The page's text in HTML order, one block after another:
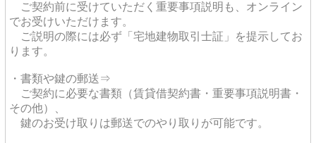
ご契約前に受けていただく重要事項説明も、オンライン
でお受けいただけます。
ご説明の際には必ず「宅地建物取引士証」を提示してお
ります。
・書類や鍵の郵送⇒
ご契約に必要な書類（賃貸借契約書・重要事項説明書・
その他）、
鍵のお受け取りは郵送でのやり取りが可能です。